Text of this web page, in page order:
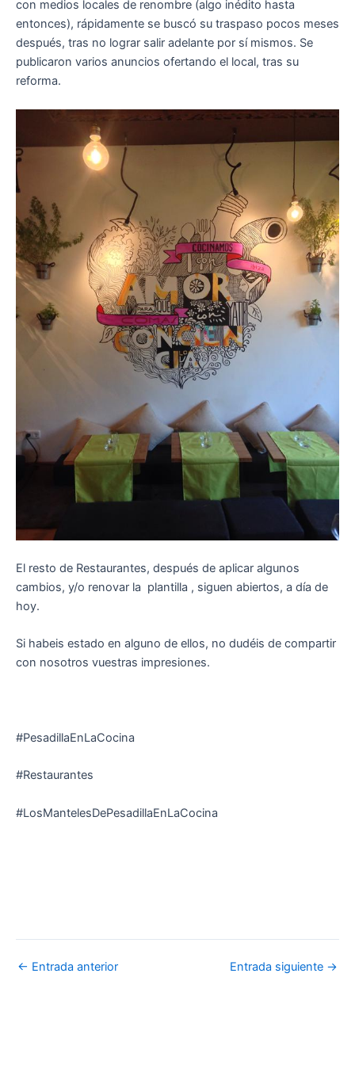
con medios locales de renombre (algo inédito hasta
entonces), rápidamente se buscó su traspaso pocos meses
después, tras no lograr salir adelante por sí mismos. Se
publicaron varios anuncios ofertando el local, tras su
reforma.
El resto de Restaurantes, después de aplicar algunos
cambios, y/o renovar la plantilla , siguen abiertos, a día de
hoy.
Si habeis estado en alguno de ellos, no dudéis de compartir
con nosotros vuestras impresiones.
#PesadillaEnLaCocina
#Restaurantes
#LosMantelesDePesadillaEnLaCocina
← Entrada anterior Entrada siguiente →